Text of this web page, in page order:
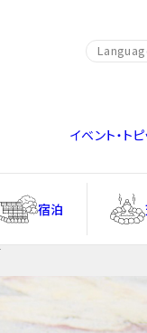
宿泊
イベント・ト
ら